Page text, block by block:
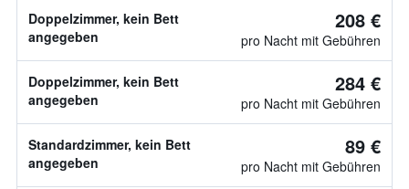
Doppelzimmer, kein Bett
angegeben
208 €
pro Nacht mit Gebühren
Doppelzimmer, kein Bett
angegeben
284 €
pro Nacht mit Gebühren
Standardzimmer, kein Bett
angegeben
89 €
pro Nacht mit Gebühren